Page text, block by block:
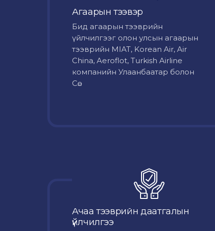
Агаарын тээвэр
Бид агаарын тээврийн
үйлчилгээг олон улсын агаарын
тээврийн MIAT, Korean Air, Air
China, Aeroflot, Turkish Airline
компанийн Улаанбаатар болон
Сө...
Ачаа тээврийн даатгалын
үйлчилгээ